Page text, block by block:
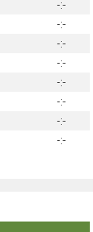
-:-
-:-
-:-
-:-
-:-
-:-
-:-
-:-